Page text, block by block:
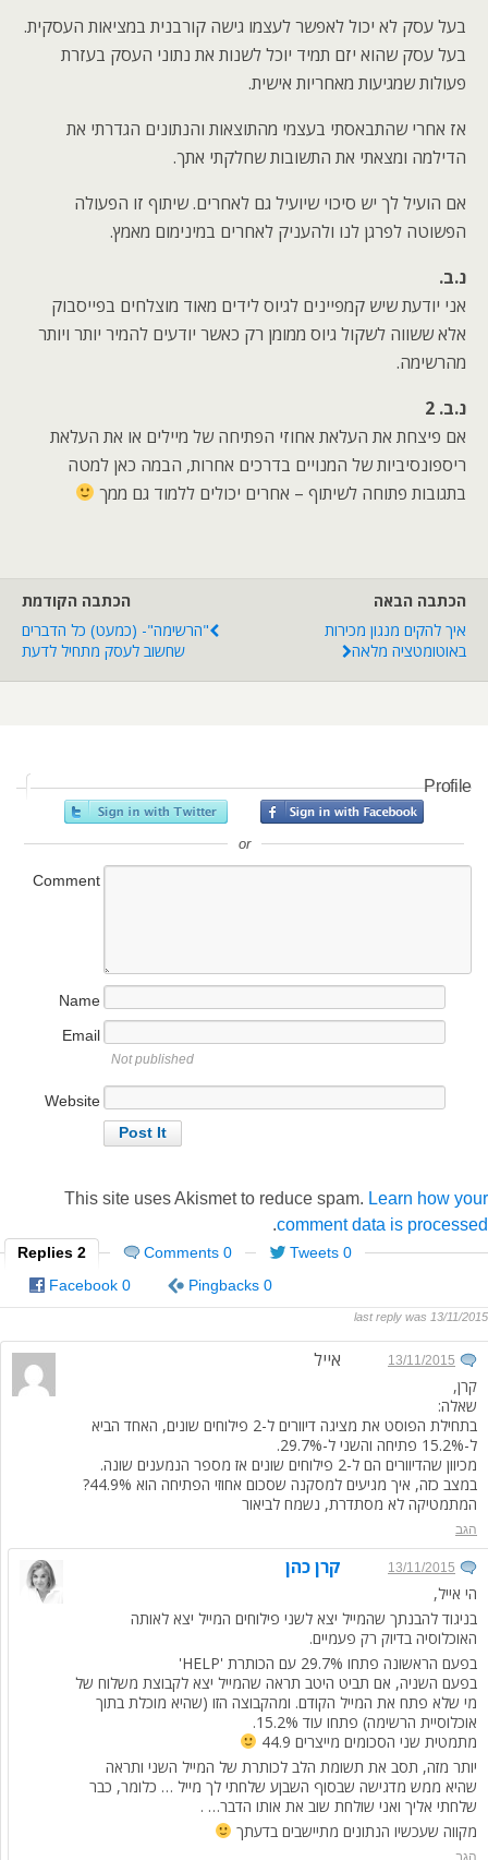
בעל עסק לא יכול לאפשר לעצמו גישה קורבנית במציאות העסקית.
בעל עסק שהוא יזם תמיד יוכל לשנות את נתוני העסק בעזרת
פעולות שמגיעות מאחריות אישית.
אז אחרי שהתבאסתי בעצמי מהתוצאות והנתונים הגדרתי את
הדילמה ומצאתי את התשובות שחלקתי אתך.
אם הועיל לך יש סיכוי שיועיל גם לאחרים. שיתוף זו הפעולה
הפשוטה לפרגן לנו ולהעניק לאחרים במינימום מאמץ.
נ.ב.
אני יודעת שיש קמפיינים לגיוס לידים מאוד מוצלחים בפייסבוק
אלא ששווה לשקול גיוס ממומן רק כאשר יודעים להמיר יותר ויותר
מהרשימה.
נ.ב. 2
אם פיצחת את העלאת אחוזי הפתיחה של מיילים או את העלאת
ריספונסיביות של המנויים בדרכים אחרות, הבמה כאן למטה
בתגובות פתוחה לשיתוף – אחרים יכולים ללמוד גם ממך
הכתבה הקודמת
"הרשימה"- (כמעט) כל הדברים
שחשוב לעסק מתחיל לדעת
הכתבה הבאה
איך להקים מנגון מכירות
באוטומטציה מלאה
Profile
or
Comment
Name
Email
Not published
Website
This site uses Akismet to reduce spam. Learn how your
comment data is processed
.
2 Replies 0 Comments
0 Tweets
0 Facebook
0 Pingbacks
last reply was 13/11/2015
אייל 13/11/2015
קרן,
שאלה:
בתחילת הפוסט את מציגה דיוורים ל-2 פילוחים שונים, האחד הביא
ל-15.2% פתיחה והשני ל-29.7%.
מכיוון שהדיוורים הם ל-2 פילוחים שונים אז מספר הנמענים שונה.
במצב כזה, איך מגיעים למסקנה שסכום אחוזי הפתיחה הוא 44.9%?
המתמטיקה לא מסתדרת, נשמח לביאור
הגב
קרן כהן 13/11/2015
הי אייל,
בניגוד להבנתך שהמייל יצא לשני פילוחים המייל יצא לאותה
האוכלוסיה בדיוק רק פעמיים.
בפעם הראשונה פתחו 29.7% עם הכותרת 'HELP'
בפעם השניה, אם תביט היטב תראה שהמייל יצא לקבוצת משלוח של
מי שלא פתח את המייל הקודם. ומהקבוצה הזו (שהיא מוכלת בתוך
אוכלוסיית הרשימה) פתחו עוד 15.2%.
מתמטית שני הסכומים מייצרים 44.9
יותר מזה, תסב את תשומת הלב לכותרת של המייל השני ותראה
שהיא ממש מדגישה שבסוף השבןע שלחתי לך מייל … כלומר, כבר
שלחתי אליך ואני שולחת שוב את אותו הדבר… .
מקווה שעכשיו הנתונים מתיישבים בדעתך
הגב